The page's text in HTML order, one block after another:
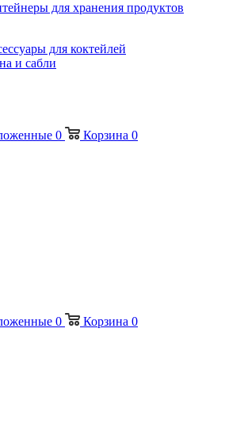
для хранения продуктов
для коктейлей
и сабли
0 Корзина 0
0 Корзина 0